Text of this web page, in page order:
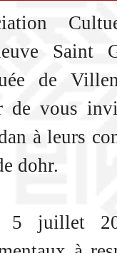
Saint
de
de vous
à leurs
dohr.
juillet